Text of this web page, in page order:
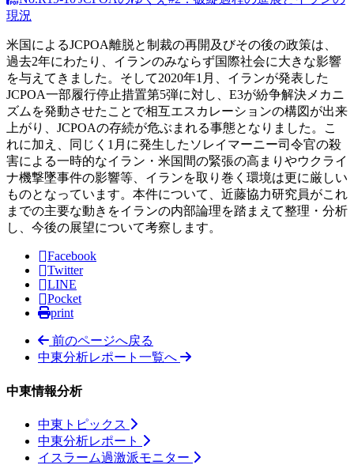
現況
米国によるJCPOA離脱と制裁の再開及びその後の政策は、
過去2年にわたり、イランのみならず国際社会に大きな影響
を与えてきました。そして2020年1月、イランが発表した
JCPOA一部履行停止措置第5弾に対し、E3が紛争解決メカニ
ズムを発動させたことで相互エスカレーションの構図が出来
上がり、JCPOAの存続が危ぶまれる事態となりました。こ
れに加え、同じく1月に発生したソレイマーニー司令官の殺
害による一時的なイラン・米国間の緊張の高まりやウクライ
ナ機撃墜事件の影響等、イランを取り巻く環境は更に厳しい
ものとなっています。本件について、近藤協力研究員がこれ
までの主要な動きをイランの内部論理を踏まえて整理・分析
し、今後の展望について考察します。
Facebook
Twitter
LINE
Pocket
print
前のページへ戻る
中東分析レポート一覧へ
中東情報分析
中東トピックス
中東分析レポート
イスラーム過激派モニター